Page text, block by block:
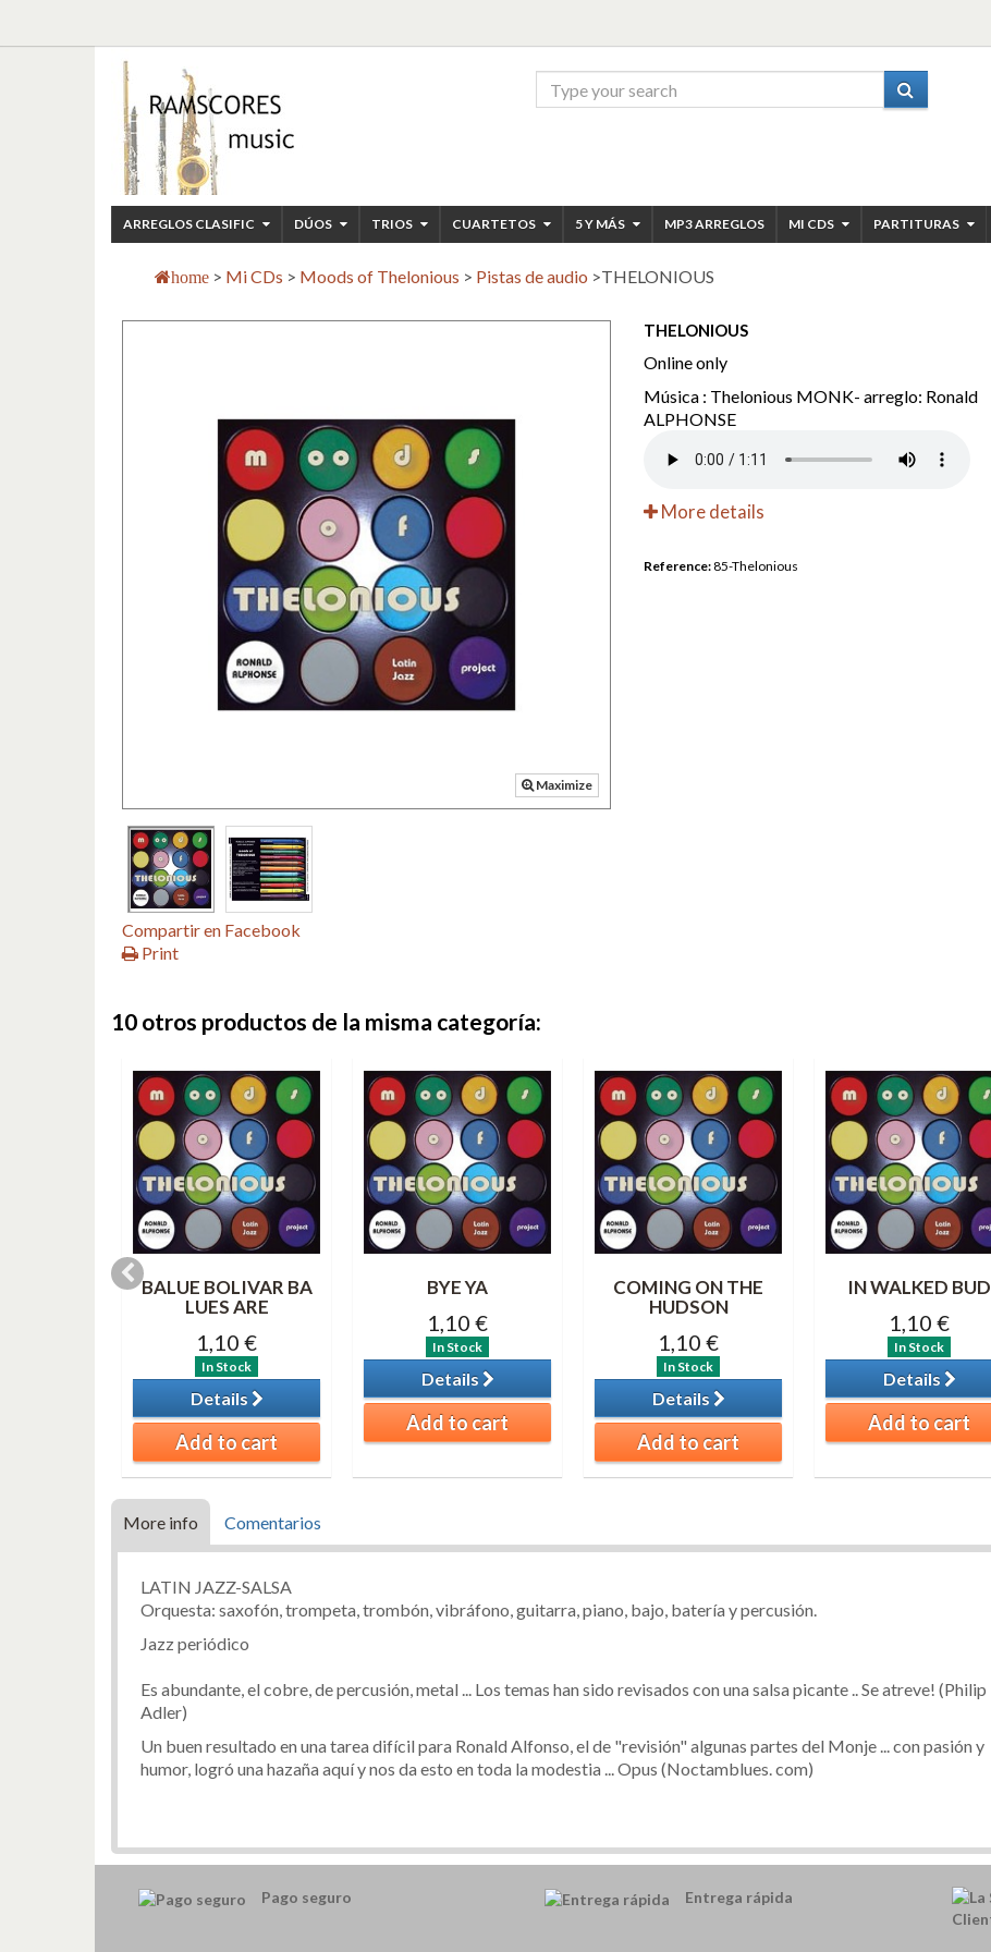
ARREGLOS CLASIFIC DÚOS TRIOS CUARTETOS 5 Y MÁS MP3 ARREGLOS MI CDS PARTITURAS
home > Mi CDs > Moods of Thelonious > Pistas de audio >THELONIOUS
Maximize
Compartir en Facebook
Print
THELONIOUS
Online only
Música : Thelonious MONK- arreglo: Ronald
ALPHONSE
More details
Reference:85-Thelonious
10 otros productos de la misma categoría:
BALUE BOLIVAR BA
LUES ARE
1,10 €
In Stock
Details
Add to cart
BYE YA
1,10 €
In Stock
Details
Add to cart
COMING ON THE
HUDSON
1,10 €
In Stock
Details
Add to cart
IN WALKED BUD
1,10 €
In Stock
Details
Add to cart
More info Comentarios
LATIN JAZZ-SALSA
Orquesta: saxofón, trompeta, trombón, vibráfono, guitarra, piano, bajo, batería y percusión.
Jazz periódico
Es abundante, el cobre, de percusión, metal ... Los temas han sido revisados ​​con una salsa picante .. Se atreve! (Philip
Adler)
Un buen resultado en una tarea difícil para Ronald Alfonso, el de "revisión" algunas partes del Monje ... con pasión y
humor, logró una hazaña aquí y nos da esto en toda la modestia ... Opus (Noctamblues. com)
Pago seguro Entrega rápida